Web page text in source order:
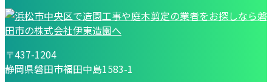
〒437-1204
静岡県磐田市福田中島1583-1